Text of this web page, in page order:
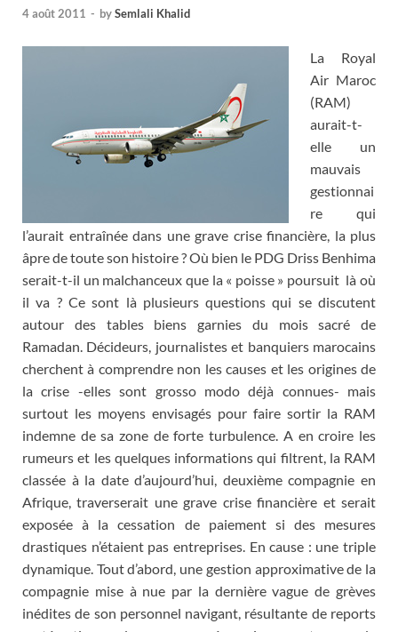
4 août 2011 - bySemlali Khalid
La Royal
Air Maroc
(RAM)
aurait-t-
elle un
mauvais
gestionnai
re qui
l’aurait entraînée dans une grave crise financière, la plus
âpre de toute son histoire ? Où bien le PDG Driss Benhima
serait-t-il un malchanceux que la « poisse » poursuit là où
il va ? Ce sont là plusieurs questions qui se discutent
autour des tables biens garnies du mois sacré de
Ramadan. Décideurs, journalistes et banquiers marocains
cherchent à comprendre non les causes et les origines de
la crise -elles sont grosso modo déjà connues- mais
surtout les moyens envisagés pour faire sortir la RAM
indemne de sa zone de forte turbulence. A en croire les
rumeurs et les quelques informations qui filtrent, la RAM
classée à la date d’aujourd’hui, deuxième compagnie en
Afrique, traverserait une grave crise financière et serait
exposée à la cessation de paiement si des mesures
drastiques n’étaient pas entreprises. En cause : une triple
dynamique. Tout d’abord, une gestion approximative de la
compagnie mise à nue par la dernière vague de grèves
inédites de son personnel navigant, résultante de reports